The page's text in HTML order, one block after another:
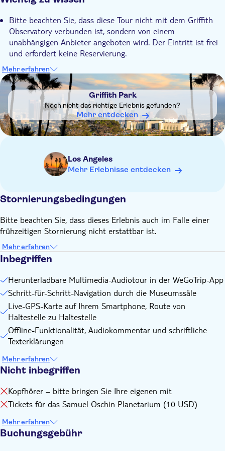
können Sie sich eine Live-Planetariumsshow im Samuel Oschin
Planetarium Theater ansehen.
Ihrem Observatoriumsbesuch heraus
Bitte beachten Sie, dass diese Tour nicht mit dem Griffith
Observatory verbunden ist, sondern von einem
unabhängigen Anbieter angeboten wird. Der Eintritt ist frei
und erfordert keine Reservierung.
Nach der Buchung erhalten Sie eine E-Mail und eine SMS
mit einem direkten Download-Link zur mobilen Tour-App.
Die WeGoTrip-App steht im App Store und bei Google zum
Download bereit.
Sie benötigen ein aufgeladenes Smartphone und
Kopfhörer/Ohrhörer
Tickets für das Samuel Oschin Planetarium sind nicht
Mehr erfahren
DSA1Griffith Park
Griffith Park
Noch nicht das richtige Erlebnis gefunden?
Mehr entdecken
Los Angeles
Mehr Erlebnisse entdecken
Stornierungsbedingungen
Bitte beachten Sie, dass dieses Erlebnis auch im Falle einer
frühzeitigen Stornierung nicht erstattbar ist.
Mehr erfahren
Inbegriffen
Herunterladbare Multimedia-Audiotour in der WeGoTrip-App
Schritt-für-Schritt-Navigation durch die Museumssäle
Live-GPS-Karte auf Ihrem Smartphone, Route von
Haltestelle zu Haltestelle
Offline-Funktionalität, Audiokommentar und schriftliche
Texterklärungen
Mehr erfahren
Nicht inbegriffen
Kopfhörer – bitte bringen Sie Ihre eigenen mit
Tickets für das Samuel Oschin Planetarium (10 USD)
Mehr erfahren
Buchungsgebühr